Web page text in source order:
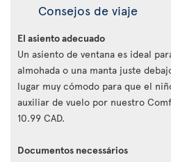
Consejos de viaje
El asiento adecuado
Un asiento de ventana es ideal
almohada o una manta juste
lugar muy cómodo para que el
auxiliar de vuelo por nuestro
10.99 CAD.
Documentos necessários